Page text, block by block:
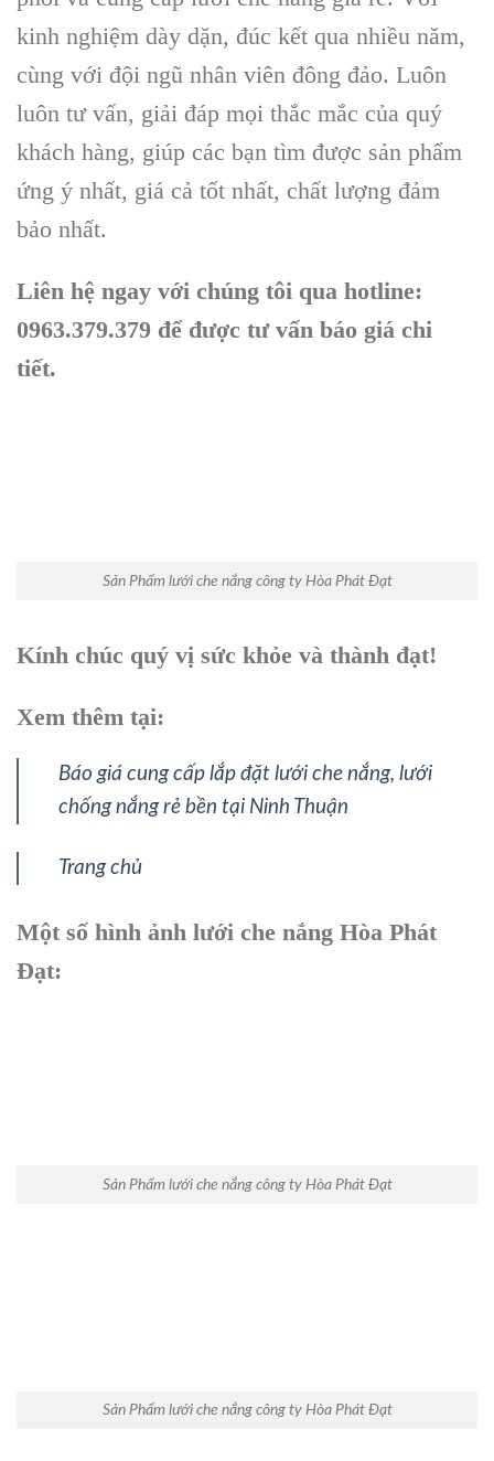
kinh nghiệm dày dặn, đúc kết qua nhiều năm,
cùng với đội ngũ nhân viên đông đảo. Luôn
luôn tư vấn, giải đáp mọi thắc mắc của quý
khách hàng, giúp các bạn tìm được sản phẩm
ứng ý nhất, giá cả tốt nhất, chất lượng đảm
bảo nhất.
Liên hệ ngay với chúng tôi qua hotline:
0963.379.379 để được tư vấn báo giá chi
tiết.
Sản Phẩm lưới che nắng công ty Hòa Phát Đạt
Kính chúc quý vị sức khỏe và thành đạt!
Xem thêm tại:
Báo giá cung cấp lắp đặt lưới che nắng, lưới
chống nắng rẻ bền tại Ninh Thuận
Trang chủ
Một số hình ảnh lưới che nắng Hòa Phát
Đạt:
Sản Phẩm lưới che nắng công ty Hòa Phát Đạt
Sản Phẩm lưới che nắng công ty Hòa Phát Đạt